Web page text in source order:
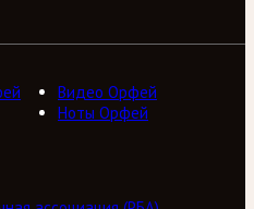
Видео Орфей
Ноты Орфей